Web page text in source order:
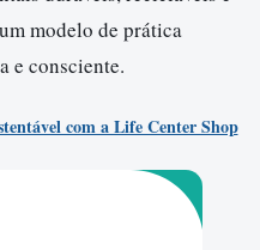
modelo de prática
e consciente.
com a Life Center Shop